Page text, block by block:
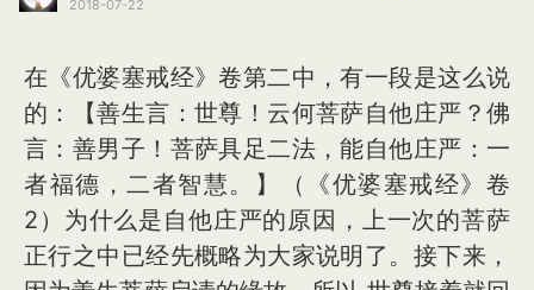
2018-07-22
在《优婆塞戒经》卷第二中，有一段是这么说
的：【善生言：世尊！云何菩萨自他庄严？佛
言：善男子！菩萨具足二法，能自他庄严：一
者福德，二者智慧。】（《优婆塞戒经》卷
2）为什么是自他庄严的原因，上一次的菩萨
正行之中已经先概略为大家说明了。接下来，